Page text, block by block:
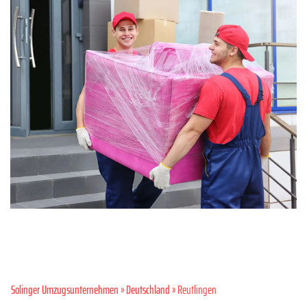
Solinger Umzugsunternehmen»Deutschland» Reutlingen